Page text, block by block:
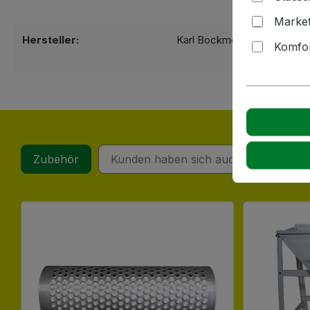
Hersteller:
Karl Bockmeyer
72622
Zubehör Kunden haben sich auch angesehen
Produktgalerie überspringen